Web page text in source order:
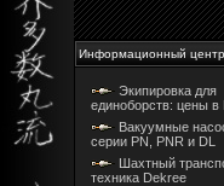
Информационный
Экипировка для
единоборств: цены в
Вакуумные
серии PN, PNR и DL
Шахтный
техника Dekree